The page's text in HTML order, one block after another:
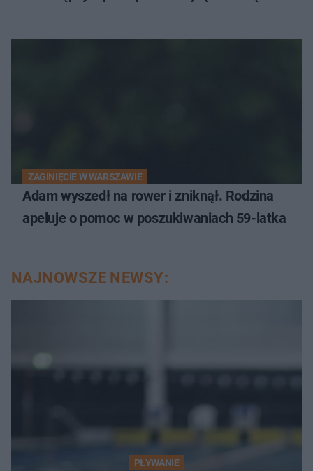
ZAGINIĘCIE W WARSZAWIE
Adam wyszedł na rower i zniknął. Rodzina
apeluje o pomoc w poszukiwaniach 59-latka
NAJNOWSZE NEWSY:
PŁYWANIE